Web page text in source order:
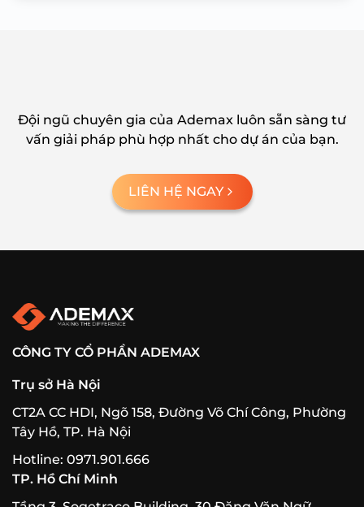
Đội ngũ chuyên gia của Ademax luôn sẵn sàng tư
vấn giải pháp phù hợp nhất cho dự án của bạn.
LIÊN HỆ NGAY
CÔNG TY CỔ PHẦN ADEMAX
Trụ sở Hà Nội
CT2A CC HDI, Ngõ 158, Đường Võ Chí Công, Phường
Tây Hồ, TP. Hà Nội
Hotline: 0971.901.666
TP. Hồ Chí Minh